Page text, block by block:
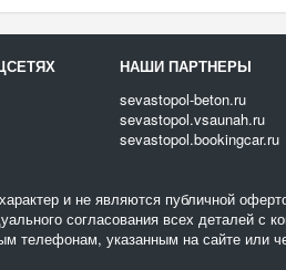
НАШИ ПАРТНЕРЫ
sevastopol-beton.ru
sevastopol.vsaunah.ru
sevastopol.bookingcar.ru
и не являются публичной
согласования всех деталей с
телефонам, указанным на сайте или